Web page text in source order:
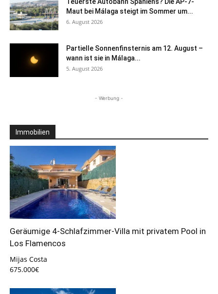
Maut bei Málaga steigt im Sommer um...
6. August 2026
Partielle Sonnenfinsternis am 12. August –
wann ist sie in Málaga...
5. August 2026
- Werbung -
Immobilien
Geräumige 4-Schlafzimmer-Villa mit privatem Pool in
Los Flamencos
Mijas Costa
675.000€